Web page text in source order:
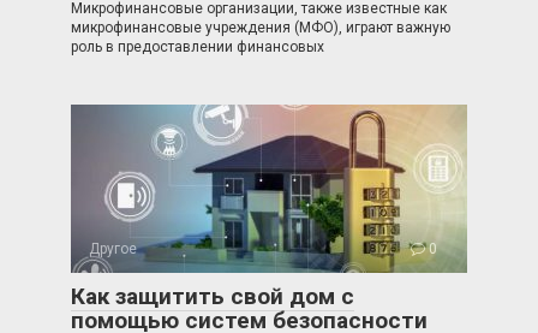
Микрофинансовые организации, также известные как
микрофинансовые учреждения (МФО), играют важную
роль в предоставлении финансовых
Другое 0
Как защитить свой дом с
помощью систем безопасности